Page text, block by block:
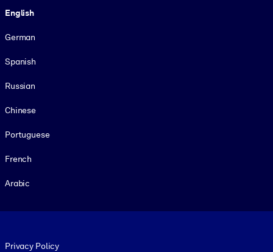
English
German
Spanish
Russian
Chinese
Portuguese
French
Arabic
Privacy Policy